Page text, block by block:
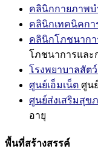
คลินิกกายภาพบ
คลินิกเทคนิคกา
คลินิกโภชนาก
โภชนาการและ
โรงพยาบาลสัต
ศูนย์เอ็มเน็ต ศูน
ศูนย์ส่งเสริมสุข
อายุ
พื้นที่สร้างสรรค์